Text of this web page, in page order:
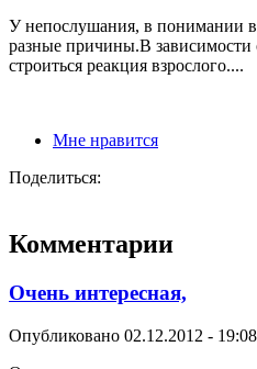
У непослушания, в понимании
разные причины.В
строиться реакция взрослого....
Мне нравится
Поделиться:
Комментарии
Очень интересная,
Опубликовано 02.12.2012 -